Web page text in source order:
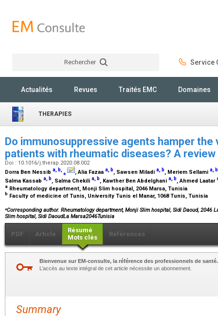
Rechercher Service
Actualités Revues Traités EMC Domaines
THERAPIES
Do immunosuppressive agents hamper
patients with rheumatic diseases? A
Doi : 10.1016/j.therap.2020.08.002
Dorra Ben Nessib a, b,⁎ , Alia Fazaa a, b, Sawsen Miladi a, b, Meriem Sellami a, b
Salma Kassab a b, Salma Chekili a b, Kawther Ben Abdelghani a b, Ahmed Laatar
a Rheumatology department, Monji Slim hospital, 2046 Marsa, Tunisia
b Faculty of medicine of Tunis, University Tunis el Manar, 1068 Tunis, Tunisia
⁎Corresponding author. Rheumatology department, Monji Slim hospital, Sidi Daoud, 2046
Slim hospital, Sidi DaoudLa Marsa2046Tunisia
PDF Article
Résumé
Mots clés
Références
Bienvenue sur EM-consulte, la référence des professionnels de santé.
L’accès au texte intégral de cet article nécessite un abonnement.
Summary